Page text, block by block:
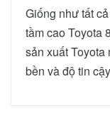
Giống như tất
tầm cao Toyota
sản xuất
bền và độ tin